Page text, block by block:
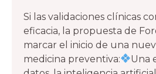
Si las validaciones clínicas
eficacia, la propuesta de
marcar el inicio de una
medicina preventiva:
Una